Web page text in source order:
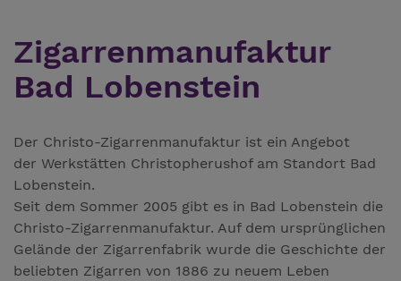
Zigarrenmanufaktur
Bad Lobenstein
Der Christo-Zigarrenmanufaktur ist ein Angebot
der Werkstätten Christopherushof am Standort Bad
Lobenstein.
Seit dem Sommer 2005 gibt es in Bad Lobenstein die
Christo-Zigarrenmanufaktur. Auf dem ursprünglichen
Gelände der Zigarrenfabrik wurde die Geschichte der
beliebten Zigarren von 1886 zu neuem Leben